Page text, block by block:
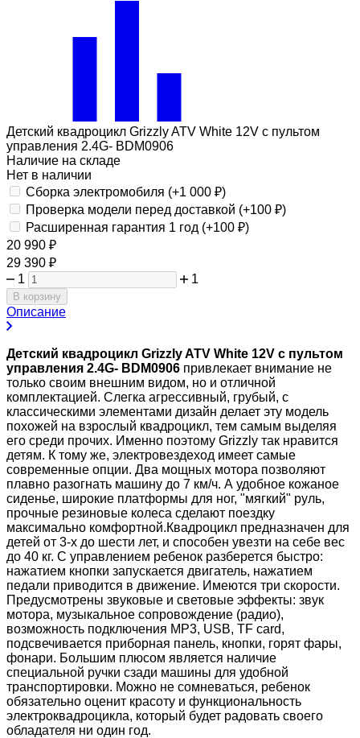
Детский квадроцикл Grizzly ATV White 12V с пультом
управления 2.4G- BDM0906
Наличие на складе
Нет в наличии
Сборка электромобиля (+1 000 ₽)
Проверка модели перед доставкой (+100 ₽)
Расширенная гарантия 1 год (+100 ₽)
20 990 ₽
29 390 ₽
1
1
В корзину
Описание
Детский квадроцикл Grizzly ATV White 12V с пультом
управления 2.4G- BDM0906 привлекает внимание не
только своим внешним видом, но и отличной
комплектацией. Слегка агрессивный, грубый, с
классическими элементами дизайн делает эту модель
похожей на взрослый квадроцикл, тем самым выделяя
его среди прочих. Именно поэтому Grizzly так нравится
детям. К тому же, электровездеход имеет самые
современные опции. Два мощных мотора позволяют
плавно разогнать машину до 7 км/ч. А удобное кожаное
сиденье, широкие платформы для ног, "мягкий" руль,
прочные резиновые колеса сделают поездку
максимально комфортной.Квадроцикл предназначен для
детей от 3-х до шести лет, и способен увезти на себе вес
до 40 кг. С управлением ребенок разберется быстро:
нажатием кнопки запускается двигатель, нажатием
педали приводится в движение. Имеются три скорости.
Предусмотрены звуковые и световые эффекты: звук
мотора, музыкальное сопровождение (радио),
возможность подключения MP3, USB, TF card,
подсвечивается приборная панель, кнопки, горят фары,
фонари. Большим плюсом является наличие
специальной ручки сзади машины для удобной
транспортировки. Можно не сомневаться, ребенок
обязательно оценит красоту и функциональность
электроквадроцикла, который будет радовать своего
обладателя ни один год.